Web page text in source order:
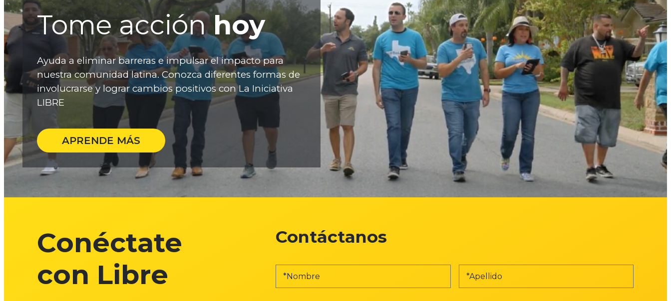
Tome acciónhoy
Ayuda a eliminar barreras e impulsar el impacto para
nuestra comunidad latina. Conozca diferentes formas de
involucrarse y lograr cambios positivos con La Iniciativa
LIBRE
APRENDE MÁS
Conéctate
con Libre
Contáctanos
Nombre
de
Apellido
O